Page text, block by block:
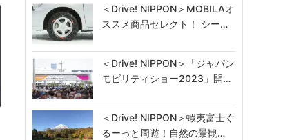
＜Drive! NIPPON＞MOBILAオ
ススメ商品セレクト！ シー…
＜Drive! NIPPON＞「ジャパン
モビリティショー2023」開…
＜Drive! NIPPON＞蝦夷富士ぐ
るーっと周遊！自然の景観…